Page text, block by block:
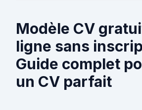
Modèle CV
ligne sans
Guide complet
un CV parfait